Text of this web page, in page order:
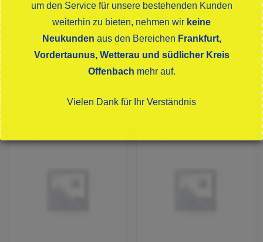
Beschreibung
Apfelsaft Klar Mömbriser Goldtröpfchen
Ähnliche Produkte
um den Service für unsere bestehenden Kunden
weiterhin zu bieten, nehmen wir keine
Neukunden aus den Bereichen Frankfurt,
Vordertaunus, Wetterau und südlicher Kreis
Offenbach mehr auf.
Vielen Dank für Ihr Verständnis
Dies schließt sich in15Sekunden